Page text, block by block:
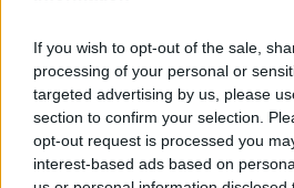
If you wish to opt-out of the sale,
processing of your personal or
targeted advertising by us, please
section to confirm your selection.
opt-out request is processed you
interest-based ads based on
Circolo Velico di Antignano
giornata di avvicinamento alla vela per
1, adatta a tutti, ragazzi e adulti, per
affascinante mondo della vela e
pratiche, fondamentali per diventare
d’equipaggio e sentirsi più sicuri in
La gestione del diabete tipo 1 e